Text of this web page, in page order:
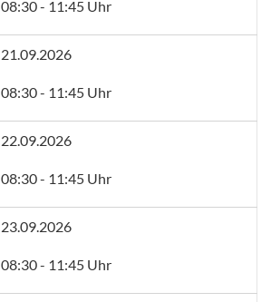
08:30 - 11:45 Uhr
21.09.2026
08:30 - 11:45 Uhr
22.09.2026
08:30 - 11:45 Uhr
23.09.2026
08:30 - 11:45 Uhr